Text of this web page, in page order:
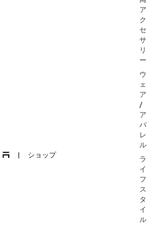
| ショップ
ア
ク
セ
サ
リ
ー
ウ
ェ
ア
/
ア
パ
レ
ル
ラ
イ
フ
ス
タ
イ
ル